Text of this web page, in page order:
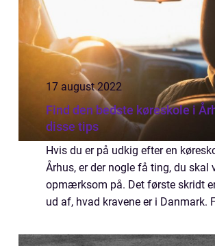
17 august 2022
Find den bedste køreskole i
disse tips
Hvis du er på udkig efter en
Århus, er der nogle få ting, du skal
opmærksom på. Det første skridt
ud af, hvad kravene er i Danmark.
være mindst 16 år og 9 måneder